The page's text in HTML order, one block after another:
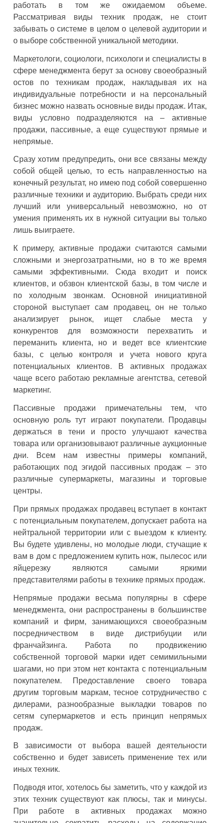
работать в том же ожидаемом объеме.
Рассматривая виды техник продаж, не стоит
забывать о системе в целом о целевой аудитории и
о выборе собственной уникальной методики.
Маркетологи, социологи, психологи и специалисты в
сфере менеджмента берут за основу своеобразный
остов по техникам продаж, накладывая их на
индивидуальные потребности и на персональный
бизнес можно назвать основные виды продаж. Итак,
виды условно подразделяются на – активные
продажи, пассивные, а еще существуют прямые и
непрямые.
Сразу хотим предупредить, они все связаны между
собой общей целью, то есть направленностью на
конечный результат, но имею под собой совершенно
различные техники и аудиторию. Выбрать среди них
лучший или универсальный невозможно, но от
умения применять их в нужной ситуации вы только
лишь выиграете.
К примеру, активные продажи считаются самыми
сложными и энергозатратными, но в то же время
самыми эффективными. Сюда входит и поиск
клиентов, и обзвон клиентской базы, в том числе и
по холодным звонкам. Основной инициативной
стороной выступает сам продавец, он не только
анализирует рынок, ищет слабые места у
конкурентов для возможности перехватить и
переманить клиента, но и ведет все клиентские
базы, с целью контроля и учета нового круга
потенциальных клиентов. В активных продажах
чаще всего работаю рекламные агентства, сетевой
маркетинг.
Пассивные продажи примечательны тем, что
основную роль тут играют покупатели. Продавцы
держаться в тени и просто улучшают качества
товара или организовывают различные аукционные
дни. Всем нам известны примеры компаний,
работающих под эгидой пассивных продаж – это
различные супермаркеты, магазины и торговые
центры.
При прямых продажах продавец вступает в контакт
с потенциальным покупателем, допускает работа на
нейтральной территории или с выездом к клиенту.
Вы будете удивлены, но молодые люди, стучащие к
вам в дом с предложением купить нож, пылесос или
яйцерезку являются самыми яркими
представителями работы в технике прямых продаж.
Непрямые продажи весьма популярны в сфере
менеджмента, они распространены в большинстве
компаний и фирм, занимающихся своеобразным
посредничеством в виде дистрибуции или
франчайзинга. Работа по продвижению
собственной торговой марки идет семимильными
шагами, но при этом нет контакта с потенциальным
покупателем. Предоставление своего товара
другим торговым маркам, тесное сотрудничество с
дилерами, разнообразные выкладки товаров по
сетям супермаркетов и есть принцип непрямых
продаж.
В зависимости от выбора вашей деятельности
собственно и будет зависеть применение тех или
иных техник.
Подводя итог, хотелось бы заметить, что у каждой из
этих техник существуют как плюсы, так и минусы.
При работе в активных продажах можно